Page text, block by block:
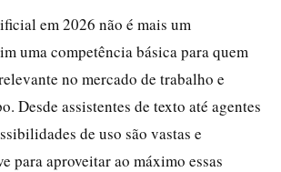
em 2026 não é mais um
uma competência básica para quem
no mercado de trabalho e
Desde assistentes de texto até agentes
de uso são vastas e
para aproveitar ao máximo essas